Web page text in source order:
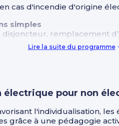
cas d'incendie d'origine
simples
remplacement
Lire la suite du programme
électrique pour non
l'individualisation,
grâce à une pédagogie